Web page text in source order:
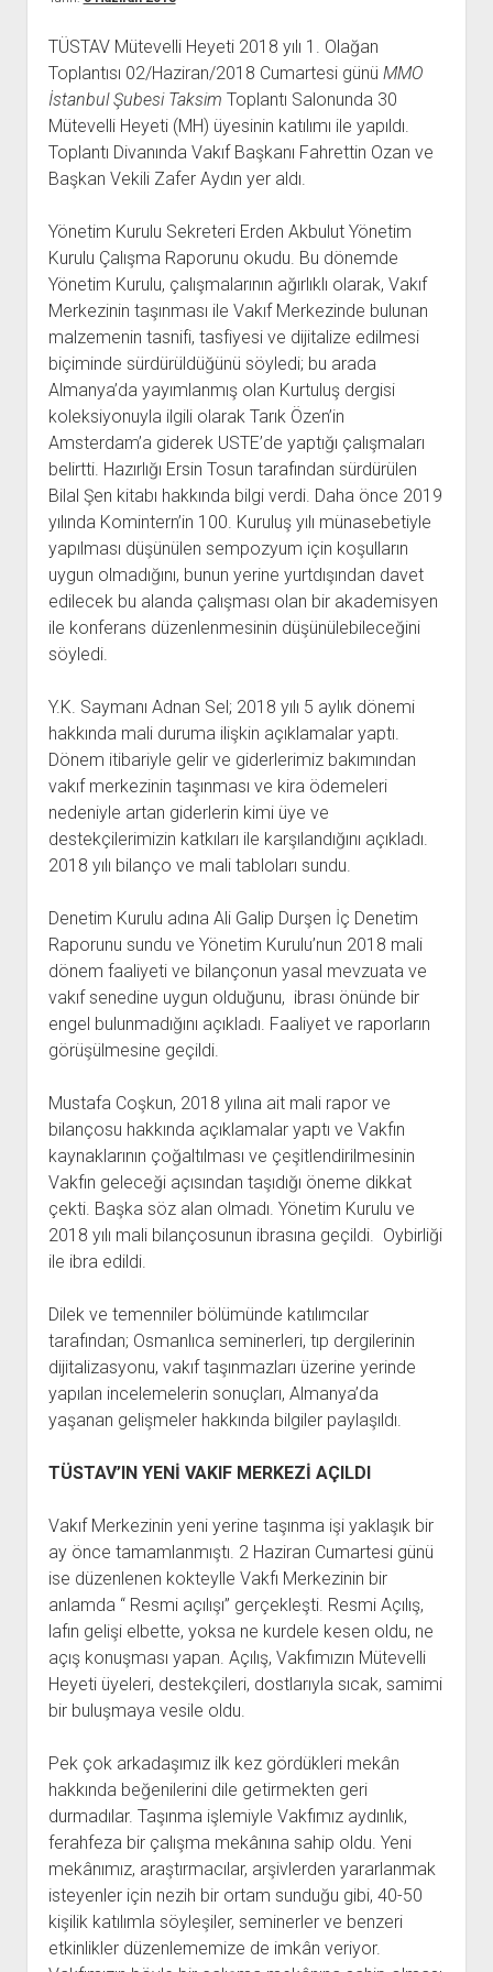
BARIŞ HAREKETLERİ ARŞİV FONU
DAVA DOSYALARI ARŞİV FONU
GÖRSEL-İŞİTSEL ARŞİV FONU
ARŞİVLERDEN YARARLANMA KOŞULLARI
SOL HAREKETLER KİTAPLIĞI
EMEK HAREKETİ KİTAPLIĞI
BARIŞ HAREKETİ KİTAPLIĞI
GENÇLİK HAREKETİ KİTAPLIĞI
KADIN HAREKETİ KİTAPLIĞI
ÖĞRETMEN HAREKETİ KİTAPLIĞI
AYDINLIK KÜLLİYATI KİTAPLIĞI
NÂZIM HİKMET KİTAPLIĞI
HİKMET KIVILCIMLI KİTAPLIĞI
KERİM SADİ KİTAPLIĞI
HAYDAR RİFAT KİTAPLIĞI
1940’LI YILLAR KİTAPLIĞI
YURTDIŞI KİTAPLIĞI
açılır
menüyü
aç
YURTDIŞI KİTAPLIĞI
ATTF KİTAPLIĞI
FİDEF KİTAPLIĞI
TDF KİTAPLIĞI
GDF KİTAPLIĞI
ÜYE BAŞVURU FORMU
ARŞİVLERDEN YARARLANMA FORMU
KİTAP ABONE FORMU
aç
İLETİŞİM BİLGİLERİ
BANKA HESAPLARIMIZ
ÇALIŞMA GÜNLERİMİZ
TÜSTAV Mütevelli Heyeti 2018 yılı 1. Olağan
Toplantısı 02/Haziran/2018 Cumartesi günü MMO
İstanbul Şubesi Taksim Toplantı Salonunda 30
Mütevelli Heyeti (MH) üyesinin katılımı ile yapıldı.
Toplantı Divanında Vakıf Başkanı Fahrettin Ozan ve
Başkan Vekili Zafer Aydın yer aldı.
Yönetim Kurulu Sekreteri Erden Akbulut Yönetim
Kurulu Çalışma Raporunu okudu. Bu dönemde
Yönetim Kurulu, çalışmalarının ağırlıklı olarak, Vakıf
Merkezinin taşınması ile Vakıf Merkezinde bulunan
malzemenin tasnifi, tasfiyesi ve dijitalize edilmesi
biçiminde sürdürüldüğünü söyledi; bu arada
Almanya’da yayımlanmış olan Kurtuluş dergisi
koleksiyonuyla ilgili olarak Tarık Özen’in
Amsterdam’a giderek USTE’de yaptığı çalışmaları
belirtti. Hazırlığı Ersin Tosun tarafından sürdürülen
Bilal Şen kitabı hakkında bilgi verdi. Daha önce 2019
yılında Komintern’in 100. Kuruluş yılı münasebetiyle
yapılması düşünülen sempozyum için koşulların
uygun olmadığını, bunun yerine yurtdışından davet
edilecek bu alanda çalışması olan bir akademisyen
ile konferans düzenlenmesinin düşünülebileceğini
söyledi.
Y.K. Saymanı Adnan Sel; 2018 yılı 5 aylık dönemi
hakkında mali duruma ilişkin açıklamalar yaptı.
Dönem itibariyle gelir ve giderlerimiz bakımından
vakıf merkezinin taşınması ve kira ödemeleri
nedeniyle artan giderlerin kimi üye ve
destekçilerimizin katkıları ile karşılandığını açıkladı.
2018 yılı bilanço ve mali tabloları sundu.
Denetim Kurulu adına Ali Galip Durşen İç Denetim
Raporunu sundu ve Yönetim Kurulu’nun 2018 mali
dönem faaliyeti ve bilançonun yasal mevzuata ve
vakıf senedine uygun olduğunu, ibrası önünde bir
engel bulunmadığını açıkladı. Faaliyet ve raporların
görüşülmesine geçildi.
Mustafa Coşkun, 2018 yılına ait mali rapor ve
bilançosu hakkında açıklamalar yaptı ve Vakfın
kaynaklarının çoğaltılması ve çeşitlendirilmesinin
Vakfın geleceği açısından taşıdığı öneme dikkat
çekti. Başka söz alan olmadı. Yönetim Kurulu ve
2018 yılı mali bilançosunun ibrasına geçildi. Oybirliği
ile ibra edildi.
Dilek ve temenniler bölümünde katılımcılar
tarafından; Osmanlıca seminerleri, tıp dergilerinin
dijitalizasyonu, vakıf taşınmazları üzerine yerinde
yapılan incelemelerin sonuçları, Almanya’da
yaşanan gelişmeler hakkında bilgiler paylaşıldı.
TÜSTAV’IN YENİ VAKIF MERKEZİ AÇILDI
Vakıf Merkezinin yeni yerine taşınma işi yaklaşık bir
ay önce tamamlanmıştı. 2 Haziran Cumartesi günü
ise düzenlenen kokteylle Vakfı Merkezinin bir
anlamda “ Resmi açılışı” gerçekleşti. Resmi Açılış,
lafın gelişi elbette, yoksa ne kurdele kesen oldu, ne
açış konuşması yapan. Açılış, Vakfımızın Mütevelli
Heyeti üyeleri, destekçileri, dostlarıyla sıcak, samimi
bir buluşmaya vesile oldu.
Pek çok arkadaşımız ilk kez gördükleri mekân
hakkında beğenilerini dile getirmekten geri
durmadılar. Taşınma işlemiyle Vakfımız aydınlık,
ferahfeza bir çalışma mekânına sahip oldu. Yeni
mekânımız, araştırmacılar, arşivlerden yararlanmak
isteyenler için nezih bir ortam sunduğu gibi, 40-50
kişilik katılımla söyleşiler, seminerler ve benzeri
etkinlikler düzenlememize de imkân veriyor.